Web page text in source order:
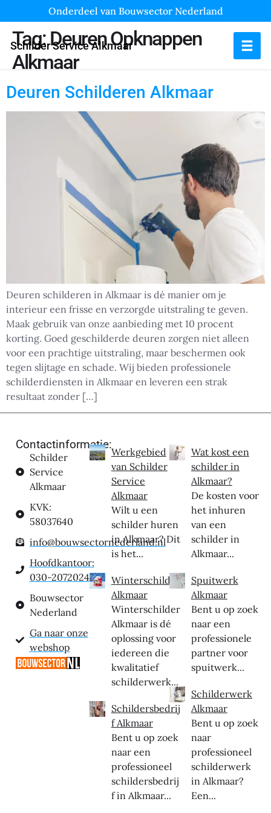
Onderdeel van Bouwsector Nederland
Schilder Service Alkmaar
Tag:Deuren Opknappen
Alkmaar
Deuren Schilderen Alkmaar
Deuren schilderen in Alkmaar is dé manier om je
interieur een frisse en verzorgde uitstraling te geven.
Maak gebruik van onze aanbieding met 10 procent
korting. Goed geschilderde deuren zorgen niet alleen
voor een prachtige uitstraling, maar beschermen ook
tegen slijtage en schade. Wij bieden professionele
schilderdiensten in Alkmaar en leveren een strak
resultaat zonder […]
Contactinformatie:
Schilder
Service
Alkmaar
KVK:
58037640
info@bouwsectornederland.nl
Hoofdkantoor:
030-2072024
Bouwsector
Nederland
Ga naar onze
webshop
Werkgebied
van Schilder
Service
Alkmaar
Wilt u een
schilder huren
in Alkmaar? Dit
is het...
Winterschilder
Alkmaar
Winterschilder
Alkmaar is dé
oplossing voor
iedereen die
kwalitatief
schilderwerk...
Schildersbedrij
f Alkmaar
Bent u op zoek
naar een
professioneel
schildersbedrij
f in Alkmaar...
Wat kost een
schilder in
Alkmaar?
De kosten voor
het inhuren
van een
schilder in
Alkmaar...
Spuitwerk
Alkmaar
Bent u op zoek
naar een
professionele
partner voor
spuitwerk...
Schilderwerk
Alkmaar
Bent u op zoek
naar
professioneel
schilderwerk
in Alkmaar?
Een...